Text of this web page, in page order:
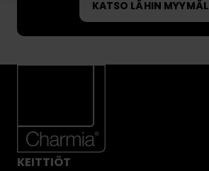
KATSO LÄHIN
KEITTIÖT